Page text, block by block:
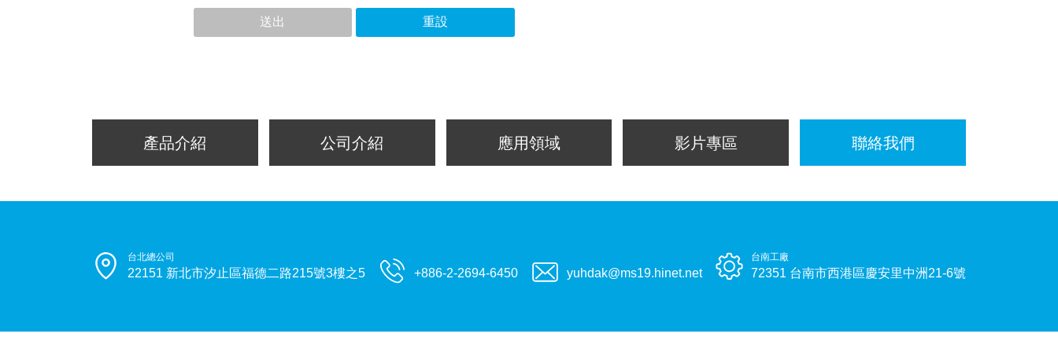
送出 重設
產品介紹 公司介紹 應用領域 影片專區 聯絡我們
台北總公司
22151 新北市汐止區福德二路215號3樓之5 +886-2-2694-6450 yuhdak@ms19.hinet.net
台南工廠
72351 台南市西港區慶安里中洲21-6號